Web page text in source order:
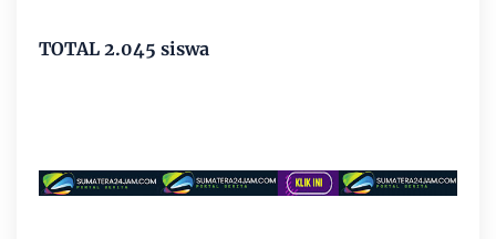
TOTAL 2.045 siswa